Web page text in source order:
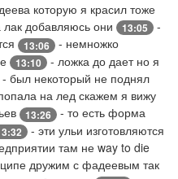
которую я красил тоже
добавляюсь они 13:05
-
13:06
- немножко
13:10
- ложка до дает но я
- был некоторый не поднял
на лед скажем я вижу
13:26
- то есть форма
- эти ульи изготовляются
там не way to die
дружим с фадеевым так